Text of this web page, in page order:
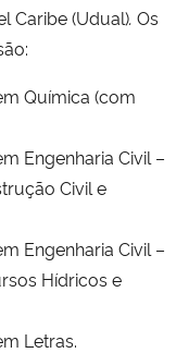
Caribe (Udual). Os
Química (com
Engenharia Civil –
Civil e
Engenharia Civil –
Hídricos e
Letras.